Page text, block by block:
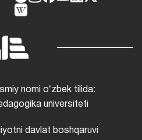
nomi oʻzbek tilida:
universiteti
davlat boshqaruvi